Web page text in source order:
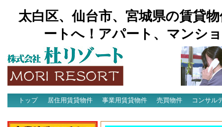
太白区、仙台市、宮城県の賃貸
ートへ！アパート、マンシ
トップ 居住用賃貸物件 事業用賃貸物件 売買物件
コンサル